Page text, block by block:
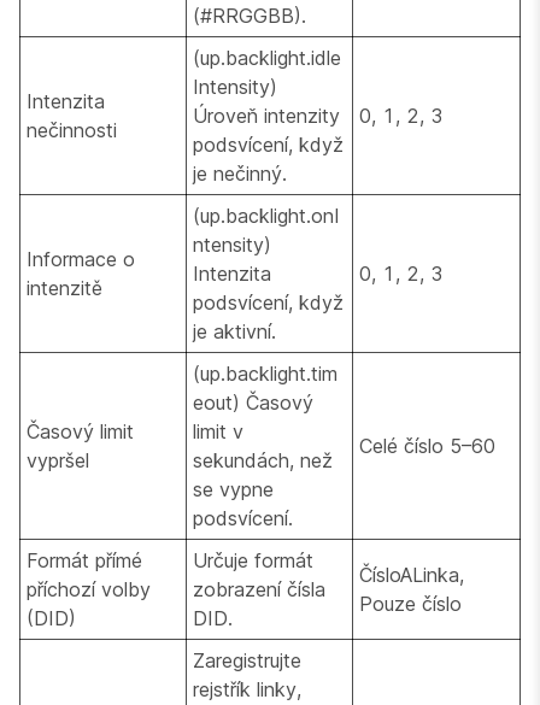
(#RRGGBB).
Intenzita
nečinnosti
(up.backlight.idle
Intensity)
Úroveň intenzity
podsvícení, když
je nečinný.
0, 1, 2, 3
Informace o
intenzitě
(up.backlight.onI
ntensity)
Intenzita
podsvícení, když
je aktivní.
0, 1, 2, 3
Časový limit
vypršel
(up.backlight.tim
eout) Časový
limit v
sekundách, než
se vypne
podsvícení.
Celé číslo 5–60
Formát přímé
příchozí volby
(DID)
Určuje formát
zobrazení čísla
DID.
ČísloALinka,
Pouze číslo
Zaregistrujte
rejstřík linky,